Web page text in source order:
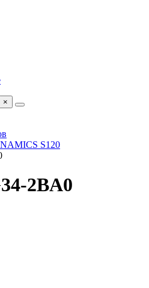
×
S120
2BA0